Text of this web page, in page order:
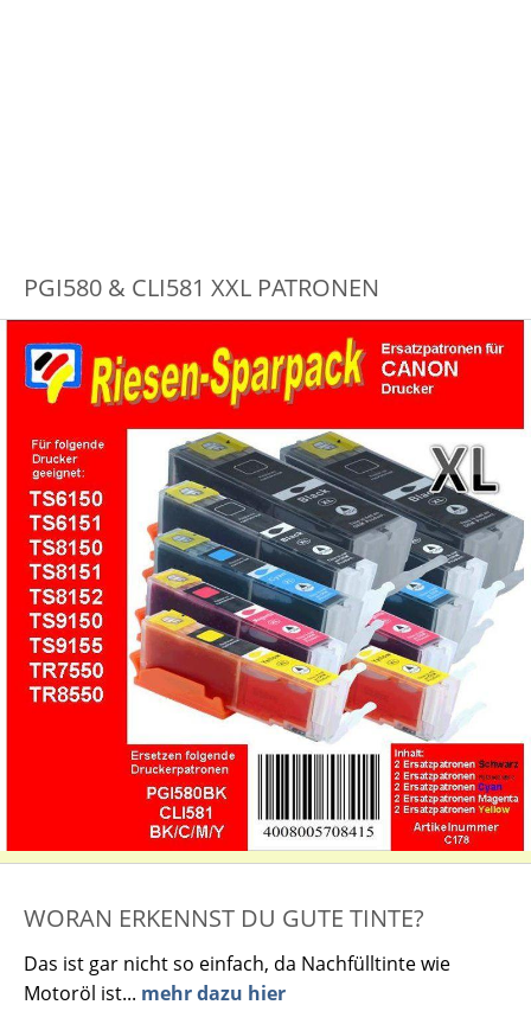
PGI580 & CLI581 XXL PATRONEN
WORAN ERKENNST DU GUTE TINTE?
Das ist gar nicht so einfach, da Nachfülltinte wie
Motoröl ist... mehr dazu hier